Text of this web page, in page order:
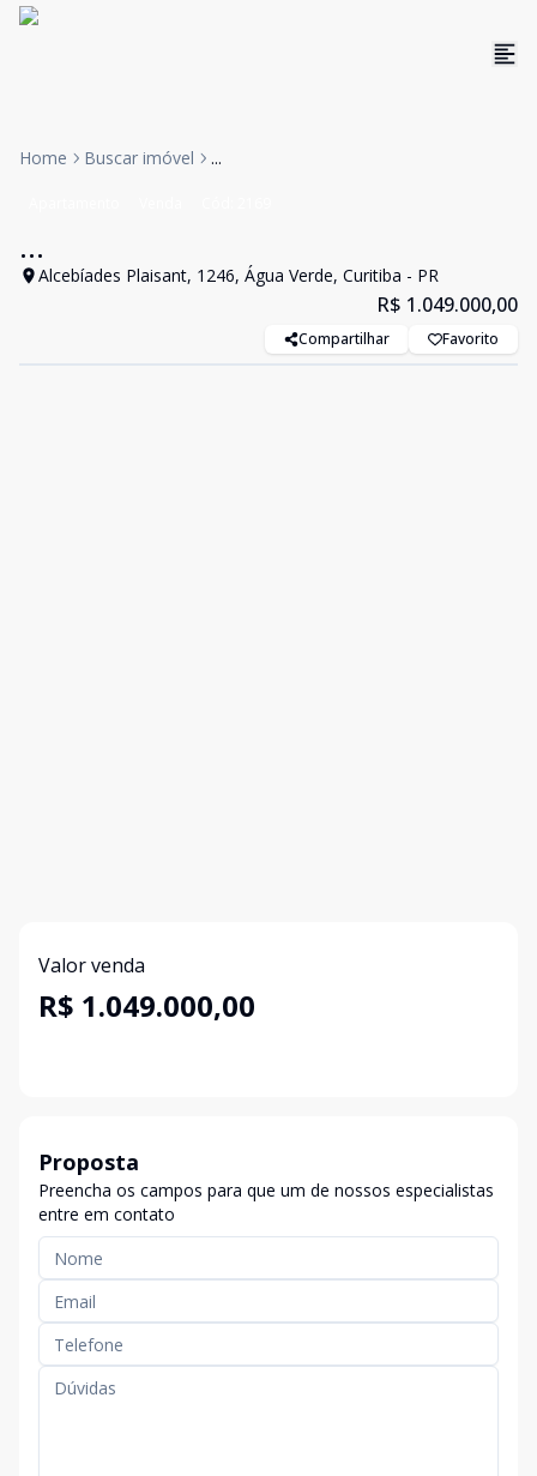
Home Buscar imóvel ...
...
Alcebíades Plaisant, 1246, Água Verde, Curitiba - PR
R$ 1.049.000,00
Compartilhar Favorito
Valor venda
R$ 1.049.000,00
Proposta
Preencha os campos para que um de nossos especialistas
entre em contato